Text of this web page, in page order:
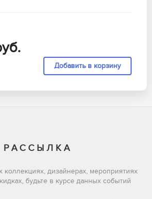
РАССЫЛКА
дизайнерах, мероприятиях
будьте в курсе данных событий